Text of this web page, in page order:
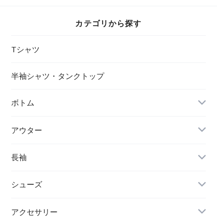
カテゴリから探す
Tシャツ
半袖シャツ・タンクトップ
ボトム
アウター
長袖
シューズ
アクセサリー